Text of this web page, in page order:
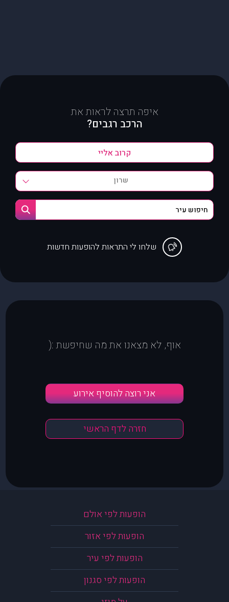
איפה תרצה לראות את
הרכב רגבים?
שרון
שלחו לי התראות להופעות חדשות
אוף, לא מצאנו את מה שחיפשת :(
אני רוצה להוסיף אירוע
חזרה לדף הראשי
הופעות לפי אולם
הופעות לפי אזור
הופעות לפי עיר
הופעות לפי סגנון